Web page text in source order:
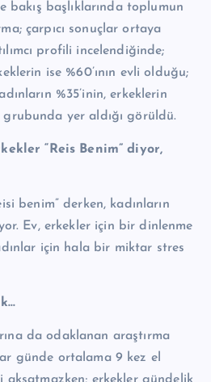
bakış başlıklarında toplumun
çarpıcı sonuçlar ortaya
profili incelendiğinde;
ise %60’ının evli olduğu;
%35’inin, erkeklerin
grubunda yer aldığı görüldü.
“Reis Benim” diyor,
benim” derken, kadınların
Ev, erkekler için bir dinlenme
için hala bir miktar stres
da odaklanan araştırma
günde ortalama 9 kez el